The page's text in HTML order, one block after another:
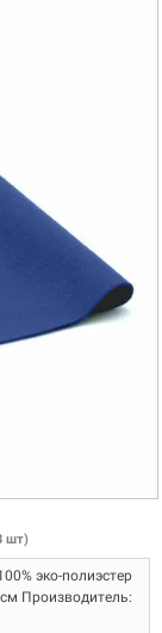
шт)
эко-полиэстер
Производитель: